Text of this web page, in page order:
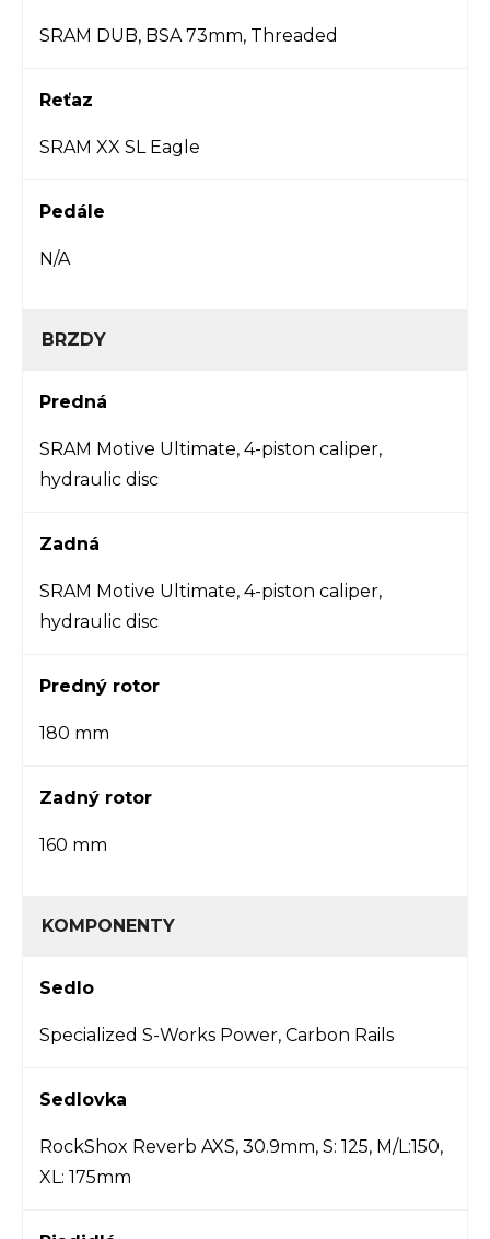
SRAM DUB, BSA 73mm, Threaded
Reťaz
SRAM XX SL Eagle
Pedále
N/A
BRZDY
Predná
SRAM Motive Ultimate, 4-piston caliper,
hydraulic disc
Zadná
SRAM Motive Ultimate, 4-piston caliper,
hydraulic disc
Predný rotor
180 mm
Zadný rotor
160 mm
KOMPONENTY
Sedlo
Specialized S-Works Power, Carbon Rails
Sedlovka
RockShox Reverb AXS, 30.9mm, S: 125, M/L:150,
XL: 175mm